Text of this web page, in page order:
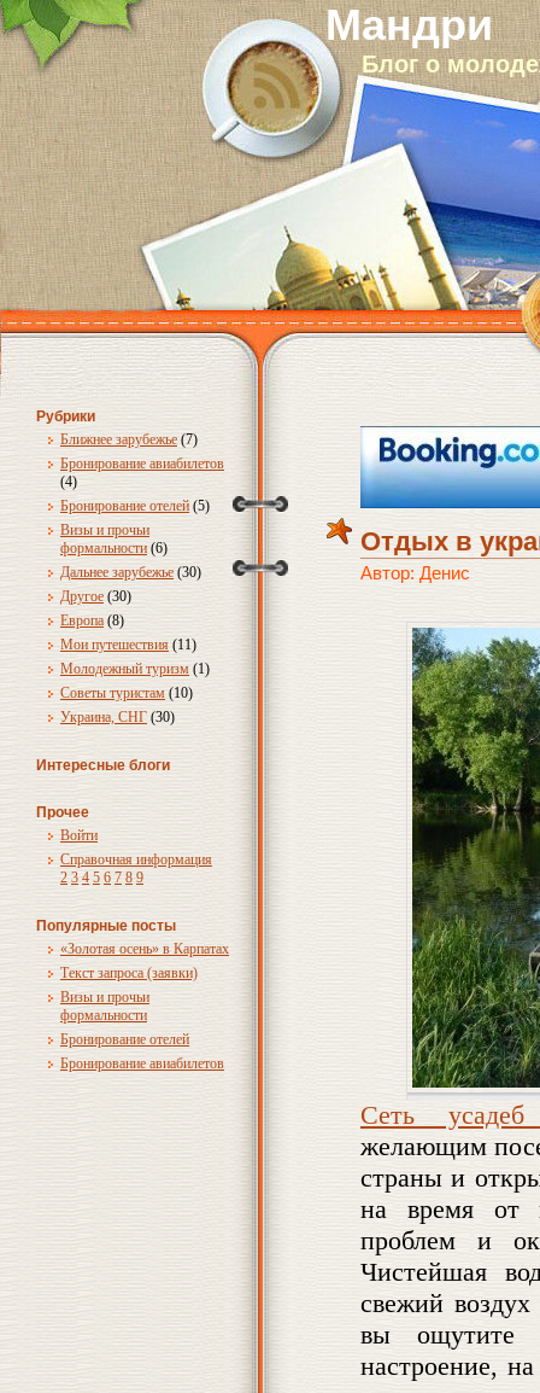
Мандри
Блог о
Рубрики
Ближнее зарубежье (7)
Бронирование авиабилетов
(4)
Бронирование отелей (5)
Визы и прочьи
формальности (6)
Дальнее зарубежье (30)
Другое (30)
Европа (8)
Мои путешествия (11)
Молодежный туризм (1)
Советы туристам (10)
Украина, СНГ (30)
Интересные блоги
Прочее
Войти
Справочная информация
2 3 4 5 6 7 8 9
Популярные посты
«Золотая осень» в Карпатах
Текст запроса (заявки)
Визы и прочьи
формальности
Бронирование отелей
Бронирование авиабилетов
Отдых в
Автор: Денис
Сеть усадеб
желающим
страны и
на время от
проблем и
Чистейшая
свежий
вы ощутите
настроение,